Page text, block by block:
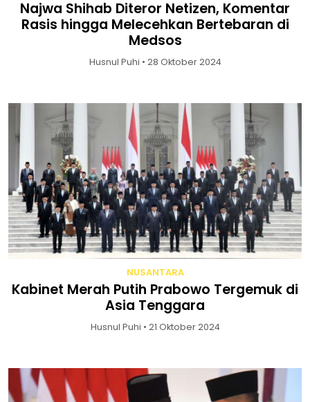
Najwa Shihab Diteror Netizen, Komentar
Rasis hingga Melecehkan Bertebaran di
Medsos
Husnul Puhi • 28 Oktober 2024
NUSANTARA
Kabinet Merah Putih Prabowo Tergemuk di
Asia Tenggara
Husnul Puhi • 21 Oktober 2024